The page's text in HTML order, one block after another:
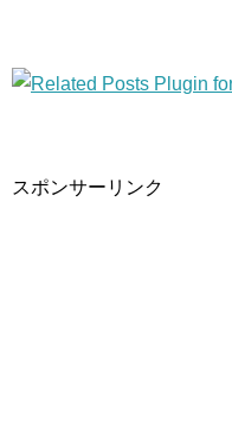
スポンサーリンク